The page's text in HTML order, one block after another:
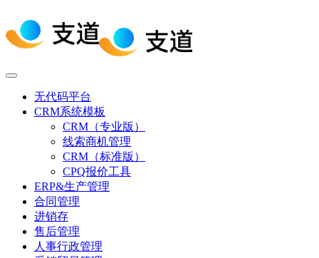
无代码平台
CRM系统模板
CRM（专业版）
线索商机管理
CRM（标准版）
CPQ报价工具
ERP&生产管理
合同管理
进销存
售后管理
人事行政管理